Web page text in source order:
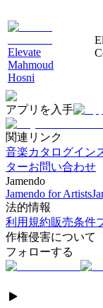
Elevate
Mahmoud
Hosni
アプリを入手
関連リンク
音楽カタログイン
ターお問い合わせ
Jamendo
Jamendo for Artists
法的情報
利用規約販売条件
作権侵害について
フォローする